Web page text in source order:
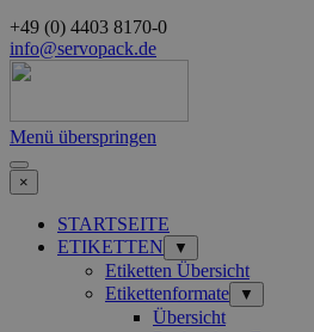
+49 (0) 4403 8170-0
info@servopack.de
Menü überspringen
×
STARTSEITE
ETIKETTEN
▼
Etiketten Übersicht
Etikettenformate
▼
Übersicht